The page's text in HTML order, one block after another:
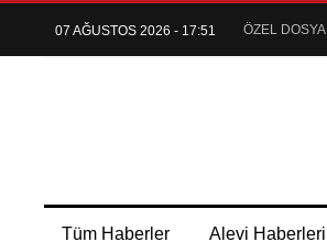
07 AĞUSTOS 2026 - 17:51 ÖZEL DOSYA
Tüm Haberler Alevi Haberleri